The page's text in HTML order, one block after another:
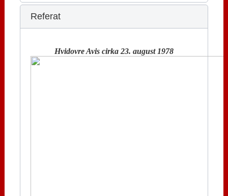
Referat
Hvidovre Avis cirka 23. august 1978